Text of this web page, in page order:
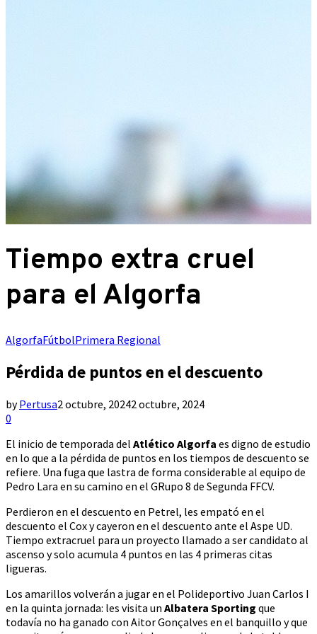
Tiempo extra cruel
para el Algorfa
AlgorfaFútbolPrimera Regional
Pérdida de puntos en el descuento
byPertusa2 octubre, 20242 octubre, 2024
0
El inicio de temporada del Atlético Algorfa es digno de estudio
en lo que a la pérdida de puntos en los tiempos de descuento se
refiere. Una fuga que lastra de forma considerable al equipo de
Pedro Lara en su camino en el GRupo 8 de Segunda FFCV.
Perdieron en el descuento en Petrel, les empató en el
descuento el Cox y cayeron en el descuento ante el Aspe UD.
Tiempo extracruel para un proyecto llamado a ser candidato al
ascenso y solo acumula 4 puntos en las 4 primeras citas
ligueras.
Los amarillos volverán a jugar en el Polideportivo Juan Carlos I
en la quinta jornada: les visita un Albatera Sporting que
todavía no ha ganado con Aitor Gonçalves en el banquillo y que